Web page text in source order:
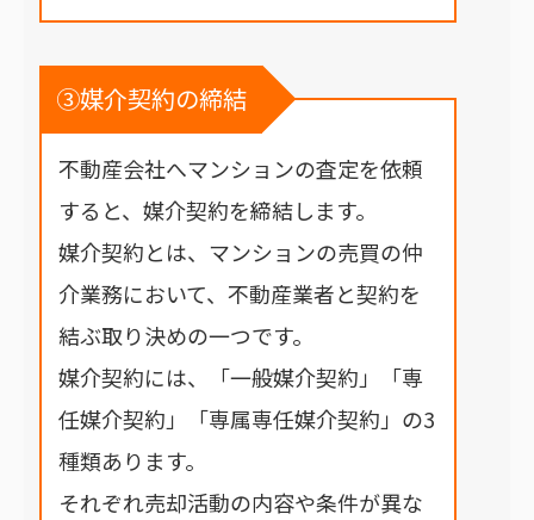
③媒介契約の締結
不動産会社へマンションの査定を依頼
すると、媒介契約を締結します。
媒介契約とは、マンションの売買の仲
介業務において、不動産業者と契約を
結ぶ取り決めの一つです。
媒介契約には、「一般媒介契約」「専
任媒介契約」「専属専任媒介契約」の3
種類あります。
それぞれ売却活動の内容や条件が異な